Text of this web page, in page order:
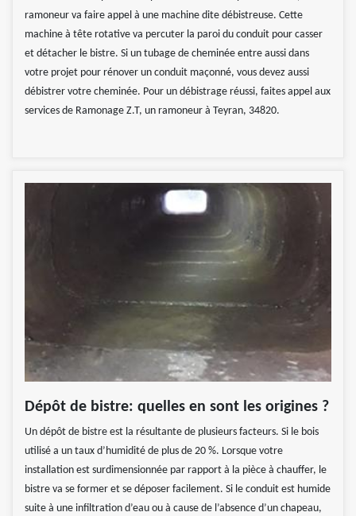
ramoneur va faire appel à une machine dite débistreuse. Cette
machine à tête rotative va percuter la paroi du conduit pour casser
et détacher le bistre. Si un tubage de cheminée entre aussi dans
votre projet pour rénover un conduit maçonné, vous devez aussi
débistrer votre cheminée. Pour un débistrage réussi, faites appel aux
services de Ramonage Z.T, un ramoneur à Teyran, 34820.
Dépôt de bistre: quelles en sont les origines ?
Un dépôt de bistre est la résultante de plusieurs facteurs. Si le bois
utilisé a un taux d’humidité de plus de 20 %. Lorsque votre
installation est surdimensionnée par rapport à la pièce à chauffer, le
bistre va se former et se déposer facilement. Si le conduit est humide
suite à une infiltration d’eau ou à cause de l’absence d’un chapeau,